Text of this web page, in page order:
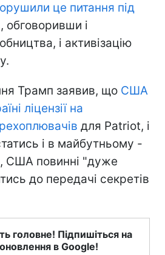
це питання під
, обговоривши і
і активізацію
Трамп заявив, що США
ліцензії на
для Patriot, і
і в майбутньому -
США повинні "дуже
до передачі секретів
головне! Підпишіться на
в Google!